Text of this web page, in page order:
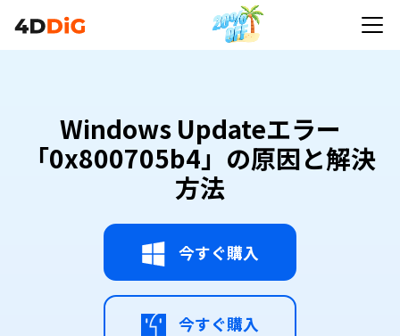
解決方法
Windows Updateエラー
「0x800705b4」の原因と解決
方法
今すぐ購入
今すぐ購入